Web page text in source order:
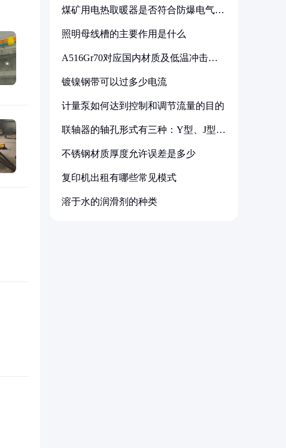
煤矿用电热取暖器是否符合防爆电气设
照明母线槽的主要作用是什么
A516Gr70对应国内材质及低温冲击要
镀镍钢带可以过多少电流
计量泵如何达到控制和调节流量的目的
联轴器的轴孔形式有三种：Y型、J型、
不锈钢材质厚度允许误差是多少
复印机出租有哪些常见模式
溶于水的润滑剂的种类